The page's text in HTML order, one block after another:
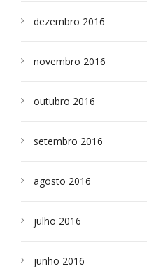
dezembro 2016
novembro 2016
outubro 2016
setembro 2016
agosto 2016
julho 2016
junho 2016